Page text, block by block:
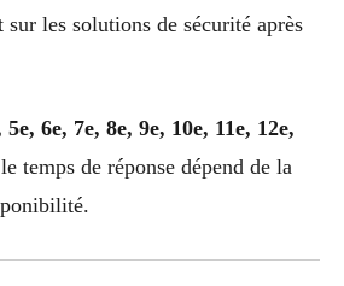
sur les solutions de sécurité après
5e, 6e, 7e, 8e, 9e, 10e, 11e, 12e,
temps de réponse dépend de la